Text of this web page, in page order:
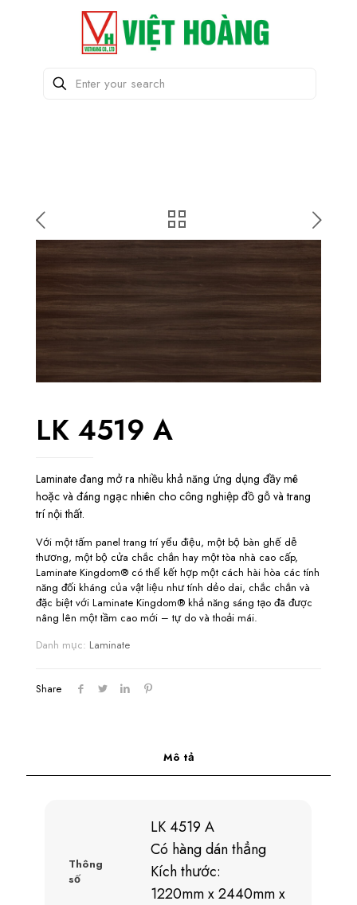
LK 4519 A
Laminate đang mở ra nhiều khả năng ứng dụng đầy mê
hoặc và đáng ngạc nhiên cho công nghiệp đồ gỗ và trang
trí nội thất.
Với một tấm panel trang trí yểu điệu, một bộ bàn ghế dễ
thương, một bộ cửa chắc chắn hay một tòa nhà cao cấp,
Laminate Kingdom® có thể kết hợp một cách hài hòa các tính
năng đối kháng của vật liệu như tính dẻo dai, chắc chắn và
đặc biệt với Laminate Kingdom® khả năng sáng tạo đã được
nâng lên một tầm cao mới – tự do và thoải mái.
Danh mục: Laminate
Share
Mô tả
Thông
số
LK 4519 A
Có hàng dán thẳng
Kích thước:
1220mm x 2440mm x